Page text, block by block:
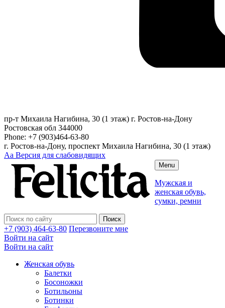
пр-т Михаила Нагибина, 30 (1 этаж) г. Ростов-на-Дону
Ростовская обл 344000
Phone: +7 (903)464-63-80
г. Ростов-на-Дону, проспект Михаила Нагибина, 30 (1 этаж)
Аа Версия для слабовидящих
Menu
Мужская и
женская обувь,
сумки, ремни
+7 (903) 464-63-80 Перезвоните мне
Войти на сайт
Войти на сайт
Женская обувь
Балетки
Босоножки
Ботильоны
Ботинки